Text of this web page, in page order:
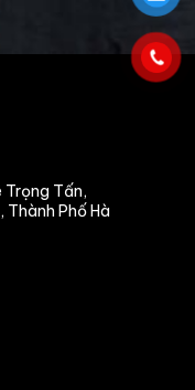
Trọng Tấn,
Thành Phố Hà